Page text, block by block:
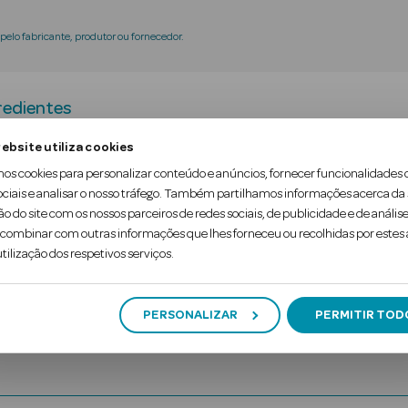
utiliza cookies
cookies para personalizar conteúdo e anúncios, fornecer funcionalidades
e analisar o nosso tráfego. Também partilhamos informações acerca da
do site com os nossos parceiros de redes sociais, de publicidade e de
com outras informações que lhes forneceu ou recolhidas por estes
dos respetivos serviços.
PERSONALIZAR PERMITIR
fabricante, produtor ou fornecedor.
a zona genital externa, indicado nos
calmante, protetora e reequilibrante. É
testado.